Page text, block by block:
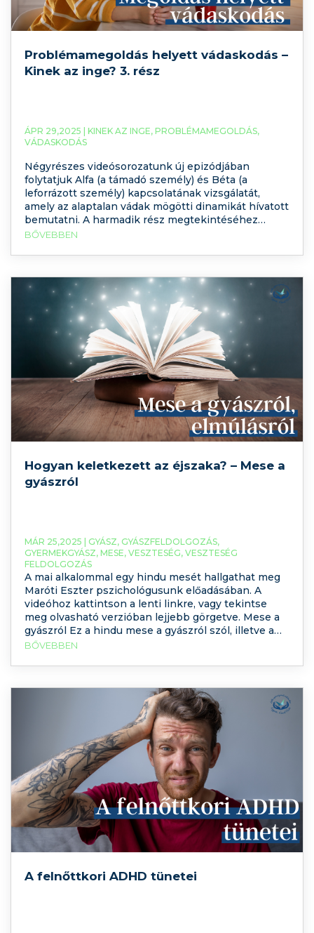
Problémamegoldás helyett vádaskodás –
Kinek az inge? 3. rész
ÁPR 29,2025 | KINEK AZ INGE, PROBLÉMAMEGOLDÁS,
VÁDASKODÁS
Négyrészes videósorozatunk új epizódjában
folytatjuk Alfa (a támadó személy) és Béta (a
leforrázott személy) kapcsolatának vizsgálatát,
amely az alaptalan vádak mögötti dinamikát hívatott
bemutatni. A harmadik rész megtekintéséhez
kattintson ide: Egy szituáció, több megélés,
ami mentén tudunk végig haladni a folyamaton. Alfa
BŐVEBBEN
Hogyan keletkezett az éjszaka? – Mese a
gyászról
MÁR 25,2025 | GYÁSZ, GYÁSZFELDOLGOZÁS,
GYERMEKGYÁSZ, MESE, VESZTESÉG, VESZTESÉG
FELDOLGOZÁS
A mai alkalommal egy hindu mesét hallgathat meg
Maróti Eszter pszichológusunk előadásában. A
videóhoz kattintson a lenti linkre, vagy tekintse
meg olvasható verzióban lejjebb görgetve. Mese a
gyászról Ez a hindu mese a gyászról szól, illetve a
gyászhoz kapcsolódó érzésekről, amely segíthet
gyásszal járó nehéz érzéseket, élményeket. A
BŐVEBBEN
A felnőttkori ADHD tünetei